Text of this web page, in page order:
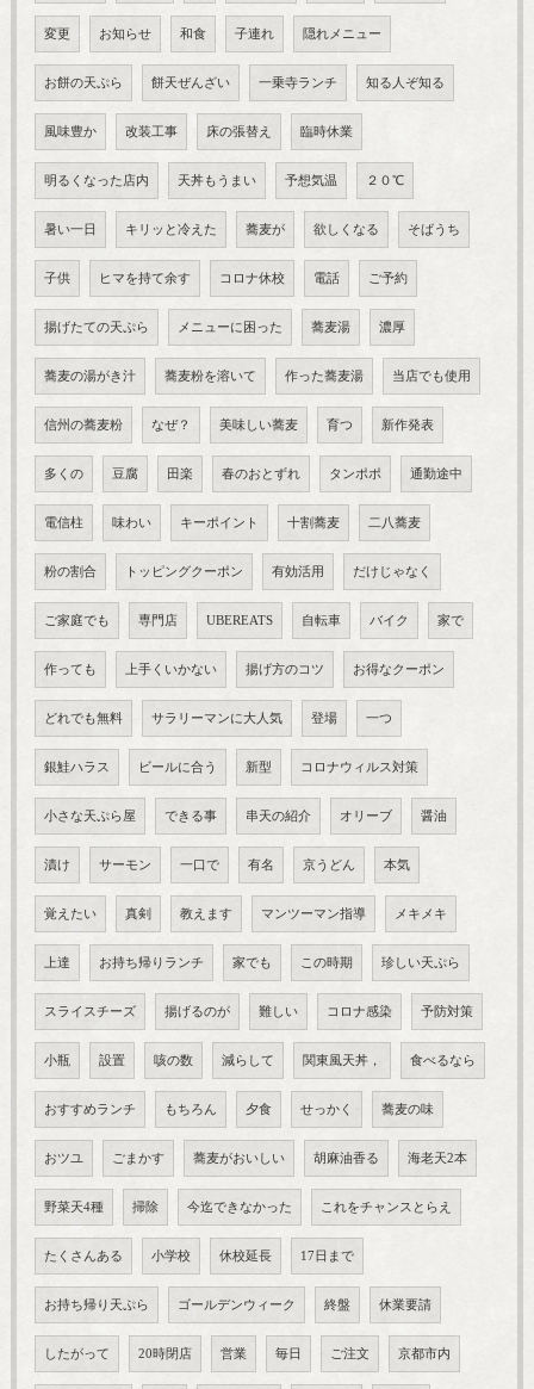
変更 お知らせ 和食 子連れ 隠れメニュー
お餅の天ぷら 餅天ぜんざい 一乗寺ランチ 知る人ぞ知る
風味豊か 改装工事 床の張替え 臨時休業
明るくなった店内 天丼もうまい 予想気温 ２０℃
暑い一日 キリッと冷えた 蕎麦が 欲しくなる そばうち
子供 ヒマを持て余す コロナ休校 電話 ご予約
揚げたての天ぷら メニューに困った 蕎麦湯 濃厚
蕎麦の湯がき汁 蕎麦粉を溶いて 作った蕎麦湯 当店でも使用
信州の蕎麦粉 なぜ？ 美味しい蕎麦 育つ 新作発表
多くの 豆腐 田楽 春のおとずれ タンポポ 通勤途中
電信柱 味わい キーポイント 十割蕎麦 二八蕎麦
粉の割合 トッピングクーポン 有効活用 だけじゃなく
ご家庭でも 専門店 UBEREATS 自転車 バイク 家で
作っても 上手くいかない 揚げ方のコツ お得なクーポン
どれでも無料 サラリーマンに大人気 登場 一つ
銀鮭ハラス ビールに合う 新型 コロナウィルス対策
小さな天ぷら屋 できる事 串天の紹介 オリーブ 醤油
漬け サーモン 一口で 有名 京うどん 本気
覚えたい 真剣 教えます マンツーマン指導 メキメキ
上達 お持ち帰りランチ 家でも この時期 珍しい天ぷら
スライスチーズ 揚げるのが 難しい コロナ感染 予防対策
小瓶 設置 咳の数 減らして 関東風天丼， 食べるなら
おすすめランチ もちろん 夕食 せっかく 蕎麦の味
おツユ ごまかす 蕎麦がおいしい 胡麻油香る 海老天2本
野菜天4種 掃除 今迄できなかった これをチャンスとらえ
たくさんある 小学校 休校延長 17日まで
お持ち帰り天ぷら ゴールデンウィーク 終盤 休業要請
したがって 20時閉店 営業 毎日 ご注文 京都市内